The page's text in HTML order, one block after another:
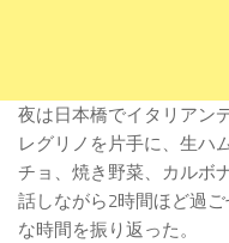
夜は日本橋でイタリアン
レグリノを片手に、生ハ
チョ、焼き野菜、カルボ
話しながら2時間ほど過
な時間を振り返った。